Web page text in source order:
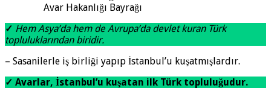
Avar Hakanlığı Bayrağı
✓ Hem Asya’da hem de Avrupa’da devlet kuran Türk
topluluklarından biridir.
– Sasanilerle iş birliği yapıp İstanbul’u kuşatmışlardır.
✓ Avarlar, İstanbul’u kuşatan ilk Türk topluluğudur.